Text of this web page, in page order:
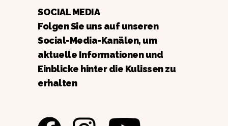
SOCIAL MEDIA
Folgen Sie uns auf unseren
Social-Media-Kanälen, um
aktuelle Informationen und
Einblicke hinter die Kulissen zu
erhalten